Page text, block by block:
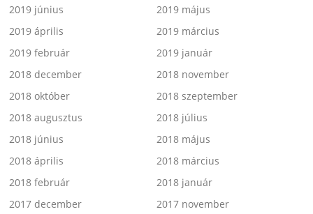
2019 június
2019 május
2019 április
2019 március
2019 február
2019 január
2018 december
2018 november
2018 október
2018 szeptember
2018 augusztus
2018 július
2018 június
2018 május
2018 április
2018 március
2018 február
2018 január
2017 december
2017 november